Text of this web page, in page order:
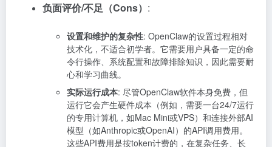
负面评价/不足（Cons） :
设置和维护的复杂性: OpenClaw的设置过程相对
技术化，不适合初学者。它需要用户具备一定的命
令行操作、系统配置和故障排除知识，因此需要耐
心和学习曲线。
实际运行成本: 尽管OpenClaw软件本身免费，但
运行它会产生硬件成本（例如，需要一台24/7运行
的专用计算机，如Mac Mini或VPS）和连接外部AI
模型（如Anthropic或OpenAI）的API调用费用。
这些API费用是按token计费的，在复杂任务、长